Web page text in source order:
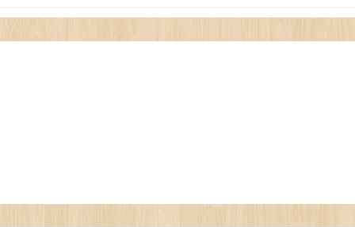
的問題 / Are You Tired of Looking at the Computer? Pay More